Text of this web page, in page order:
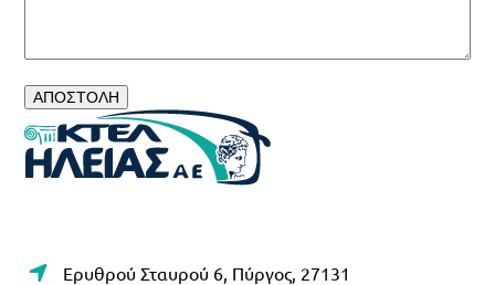
Ερυθρού Σταυρού 6, Πύργος, 27131